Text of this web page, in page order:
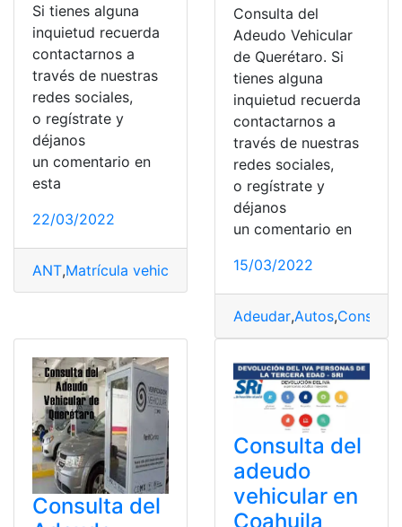
Si tienes alguna
inquietud recuerda
contactarnos a
través de nuestras
redes sociales,
o regístrate y
déjanos
un comentario en
esta
22/03/2022
ANT,Matrícula vehicular Matriculación vehicular digital
Consulta del
Adeudo Vehicular
de Querétaro. Si
tienes alguna
inquietud recuerda
contactarnos a
través de nuestras
redes sociales,
o regístrate y
déjanos
un comentario en
15/03/2022
Adeudar,Autos,Consulta
Consulta del
Consulta del
adeudo
vehicular en
Coahuila